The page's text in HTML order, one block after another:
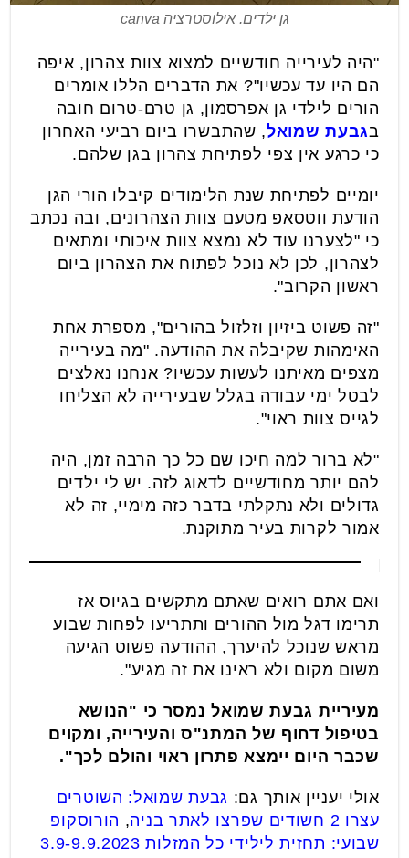
גן ילדים. אילוסטרציה canva
"היה לעירייה חודשיים למצוא צוות צהרון, איפה
הם היו עד עכשיו"? את הדברים הללו אומרים
הורים לילדי גן אפרסמון, גן טרם-טרום חובה
בגבעת שמואל, שהתבשרו ביום רביעי האחרון
כי כרגע אין צפי לפתיחת צהרון בגן שלהם.
יומיים לפתיחת שנת הלימודים קיבלו הורי הגן
הודעת ווטסאפ מטעם צוות הצהרונים, ובה נכתב
כי "לצערנו עוד לא נמצא צוות איכותי ומתאים
לצהרון, לכן לא נוכל לפתוח את הצהרון ביום
ראשון הקרוב".
"זה פשוט ביזיון וזלזול בהורים", מספרת אחת
האימהות שקיבלה את ההודעה. "מה בעירייה
מצפים מאיתנו לעשות עכשיו? אנחנו נאלצים
לבטל ימי עבודה בגלל שבעירייה לא הצליחו
לגייס צוות ראוי".
"לא ברור למה חיכו שם כל כך הרבה זמן, היה
להם יותר מחודשיים לדאוג לזה. יש לי ילדים
גדולים ולא נתקלתי בדבר כזה מימיי, זה לא
אמור לקרות בעיר מתוקנת.
ואם אתם רואים שאתם מתקשים בגיוס אז
תרימו דגל מול ההורים ותתריעו לפחות שבוע
מראש שנוכל להיערך, ההודעה פשוט הגיעה
משום מקום ולא ראינו את זה מגיע".
מעיריית גבעת שמואל נמסר כי "הנושא
בטיפול דחוף של המתנ"ס והעירייה, ומקוים
שכבר היום יימצא פתרון ראוי והולם לכך".
אולי יעניין אותך גם: גבעת שמואל: השוטרים
עצרו 2 חשודים שפרצו לאתר בניה
, הורוסקופ
שבועי: תחזית לילידי כל המזלות 3.9-9.9.2023